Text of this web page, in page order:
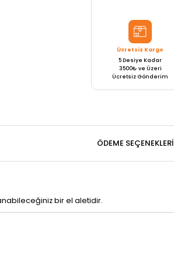
Ücretsiz Kargo
5 Desiye Kadar
3500₺ ve Üzeri
Ücretsiz Gönderim
ÖDEME SEÇENEKLERI
bir el aletidir.